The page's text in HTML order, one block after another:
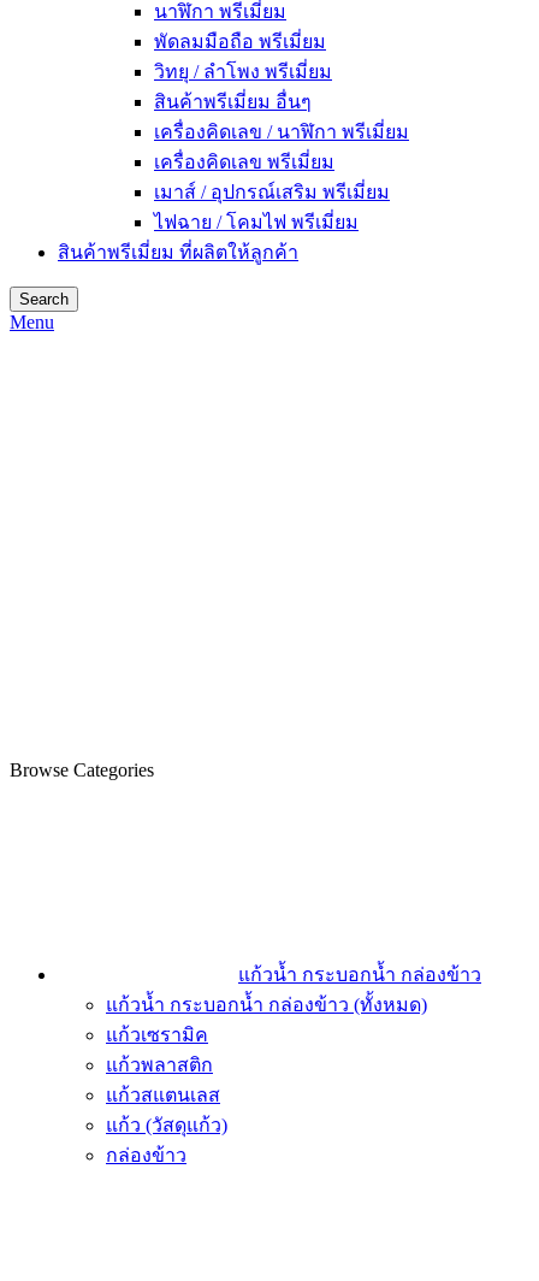
นาฬิกา พรีเมี่ยม
พัดลมมือถือ พรีเมี่ยม
วิทยุ / ลำโพง พรีเมี่ยม
สินค้าพรีเมี่ยม อื่นๆ
เครื่องคิดเลข / นาฬิกา พรีเมี่ยม
เครื่องคิดเลข พรีเมี่ยม
เมาส์ / อุปกรณ์เสริม พรีเมี่ยม
ไฟฉาย / โคมไฟ พรีเมี่ยม
สินค้าพรีเมี่ยม ที่ผลิตให้ลูกค้า
Search
Menu
Browse Categories
แก้วน้ำ กระบอกน้ำ กล่องข้าว
แก้วน้ำ กระบอกน้ำ กล่องข้าว (ทั้งหมด)
แก้วเซรามิค
แก้วพลาสติก
แก้วสแตนเลส
แก้ว (วัสดุแก้ว)
กล่องข้าว